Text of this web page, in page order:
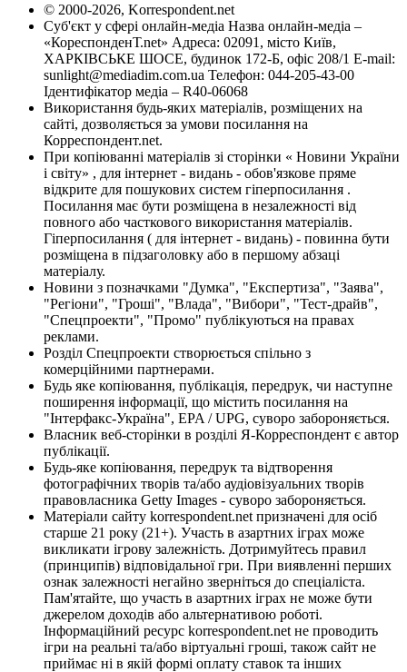
© 2000-2026, Korrespondent.net
Суб'єкт у сфері онлайн-медіа Назва онлайн-медіа –
«КореспонденТ.net» Адреса: 02091, місто Київ,
ХАРКІВСЬКЕ ШОСЕ, будинок 172-Б, офіс 208/1 E-mail:
sunlight@mediadim.com.ua Телефон: 044-205-43-00
Ідентифікатор медіа – R40-06068
Використання будь-яких матеріалів, розміщених на
сайті, дозволяється за умови посилання на
Корреспондент.net.
При копіюванні матеріалів зі сторінки « Новини України
і світу» , для інтернет - видань - обов'язкове пряме
відкрите для пошукових систем гіперпосилання .
Посилання має бути розміщена в незалежності від
повного або часткового використання матеріалів.
Гіперпосилання ( для інтернет - видань) - повинна бути
розміщена в підзаголовку або в першому абзаці
матеріалу.
Новини з позначками "Думка", "Експертиза", "Заява",
"Регіони", "Гроші", "Влада", "Вибори", "Тест-драйв",
"Спецпроекти", "Промо" публікуються на правах
реклами.
Розділ Спецпроекти створюється спільно з
комерційними партнерами.
Будь яке копіювання, публікація, передрук, чи наступне
поширення інформації, що містить посилання на
"Інтерфакс-Україна", EPA / UPG, суворо забороняється.
Власник веб-сторінки в розділі Я-Корреспондент є автор
публікації.
Будь-яке копіювання, передрук та відтворення
фотографічних творів та/або аудіовізуальних творів
правовласника Getty Images - суворо забороняється.
Матеріали сайту korrespondent.net призначені для осіб
старше 21 року (21+). Участь в азартних іграх може
викликати ігрову залежність. Дотримуйтесь правил
(принципів) відповідальної гри. При виявленні перших
ознак залежності негайно зверніться до спеціаліста.
Пам'ятайте, що участь в азартних іграх не може бути
джерелом доходів або альтернативою роботі.
Інформаційний ресурс korrespondent.net не проводить
ігри на реальні та/або віртуальні гроші, також сайт не
приймає ні в якій формі оплату ставок та інших